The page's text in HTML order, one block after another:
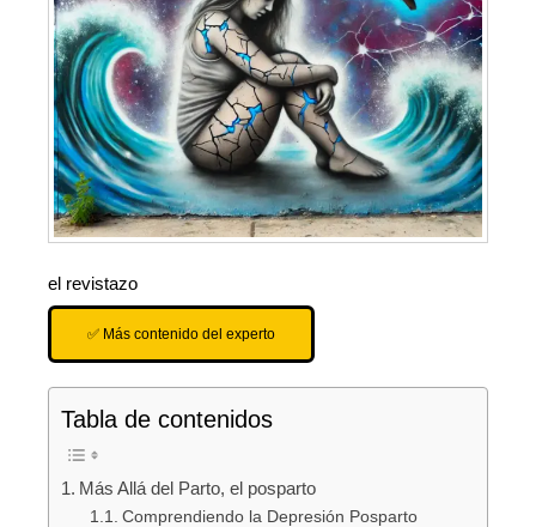
el revistazo
✅ Más contenido del experto
Tabla de contenidos
Más Allá del Parto, el posparto
Comprendiendo la Depresión Posparto